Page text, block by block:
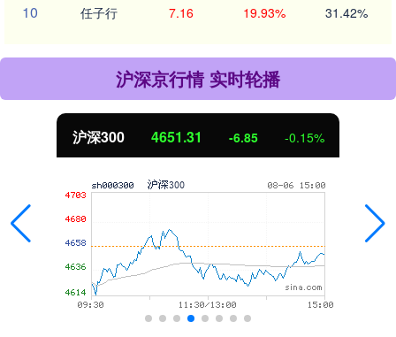
10 任子行 7.16 19.93% 31.42%
沪深京行情 实时轮播
北证50 1122.88 3.42 0.30%